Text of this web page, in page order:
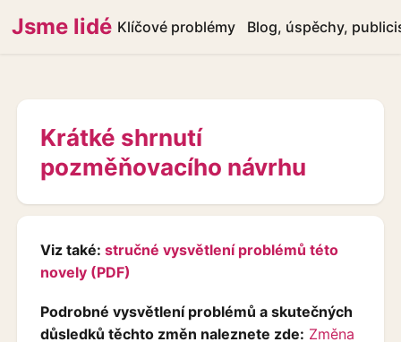
Jsme lidé Klíčové problémy Blog, úspěchy,
Krátké shrnutí
pozměňovacího návrhu
Viz také: stručné vysvětlení problémů této
novely (PDF)
Podrobné vysvětlení problémů a skutečných
důsledků těchto změn naleznete zde: Změna